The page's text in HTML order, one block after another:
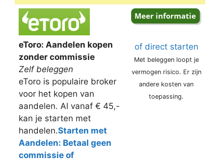
eToro: Aandelen kopen
zonder commissie
Zelf beleggen
eToro is populaire broker
voor het kopen van
aandelen. Al vanaf € 45,-
kan je starten met
handelen.Starten met
Aandelen: Betaal geen
commissie of
of direct starten
Met beleggen loopt je
vermogen risico. Er zijn
andere kosten van
toepassing.